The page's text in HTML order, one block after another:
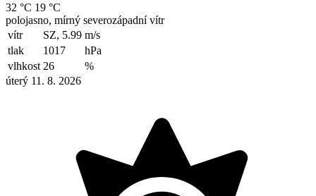
32 °C 19 °C
polojasno, mírný severozápadní vítr
vítr
SZ, 5.99 m/s
tlak
1017
hPa
vlhkost 26
%
úterý 11. 8. 2026